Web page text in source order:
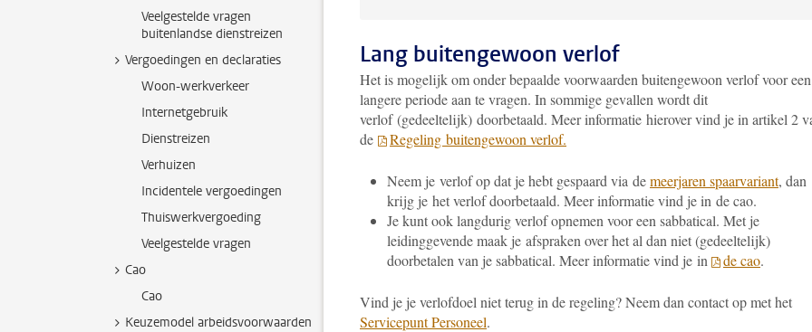
Veelgestelde vragen
buitenlandse dienstreizen
Vergoedingen en declaraties
Woon-werkverkeer
Internetgebruik
Dienstreizen
Verhuizen
Incidentele vergoedingen
Thuiswerkvergoeding
Veelgestelde vragen
Cao
Cao
Keuzemodel arbeidsvoorwaarden
Lang buitengewoon verlof
Het is mogelijk om onder bepaalde voorwaarden buitengewoon verlof voor een
langere periode aan te vragen. In sommige gevallen wordt dit
verlof (gedeeltelijk) doorbetaald. Meer informatie hierover vind je in artikel 2
de
Regeling buitengewoon verlof.
Neem je verlof op dat je hebt gespaard via demeerjaren spaarvariant, dan
krijg je het verlof doorbetaald. Meer informatie vind je in de cao.
Je kunt ook langdurig verlof opnemen voor een sabbatical. Met je
leidinggevende maak je afspraken over het al dan niet (gedeeltelijk)
doorbetalen van je sabbatical. Meer informatie vind je in
de cao.
Vind je je verlofdoel niet terug in de regeling? Neem dan contact op met het
Servicepunt Personeel.